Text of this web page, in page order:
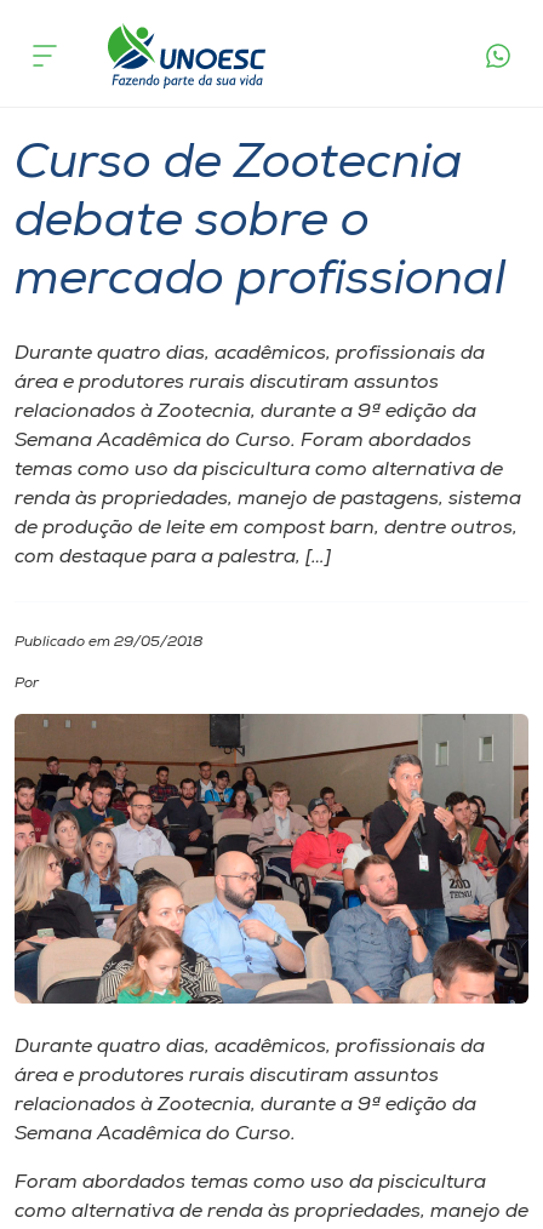
Cursos
Pesquisa
Atendimento ao Estudante
Portal de Ensino
A
Internacionalização
Cultura
CPA
Biblioteca
Editora
Museu
Unoesc
Store
acontece
Curso de Zootecnia
debate sobre o
mercado profissional
Durante quatro dias, acadêmicos, profissionais da
área e produtores rurais discutiram assuntos
relacionados à Zootecnia, durante a 9ª edição da
Semana Acadêmica do Curso. Foram abordados
temas como uso da piscicultura como alternativa de
renda às propriedades, manejo de pastagens, sistema
de produção de leite em compost barn, dentre outros,
com destaque para a palestra, […]
Publicado em 29/05/2018
Por
Durante quatro dias, acadêmicos, profissionais da
área e produtores rurais discutiram assuntos
relacionados à Zootecnia, durante a 9ª edição da
Semana Acadêmica do Curso.
Foram abordados temas como uso da piscicultura
como alternativa de renda às propriedades, manejo de